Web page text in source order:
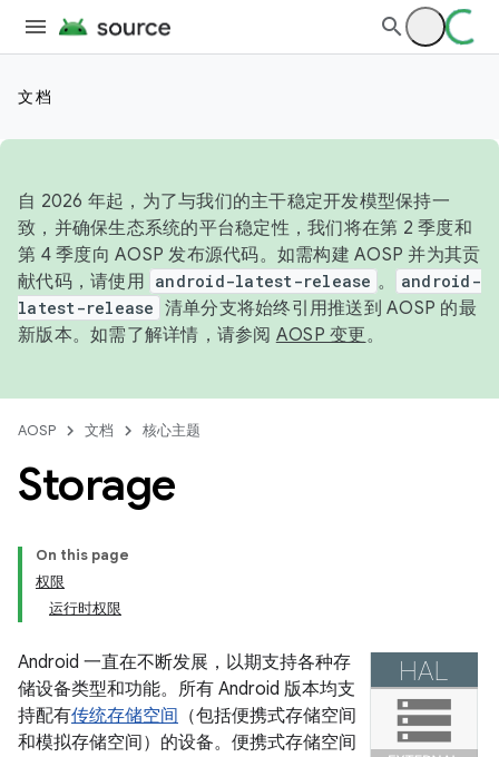
文档
自 2026 年起，为了与我们的主干稳定开发模型保持一
致，并确保生态系统的平台稳定性，我们将在第 2 季度和
第 4 季度向 AOSP 发布源代码。如需构建 AOSP 并为其贡
献代码，请使用 android-latest-release 。
android-
latest-release 清单分支将始终引用推送到 AOSP 的最
新版本。如需了解详情，请参阅 AOSP 变更。
AOSP 文档 核心主题
Storage
On this page
权限
运行时权限
Android 一直在不断发展，以期支持各种存
储设备类型和功能。所有 Android 版本均支
持配有传统存储空间 （包括便携式存储空间
和模拟存储空间）的设备。便携式存储空间